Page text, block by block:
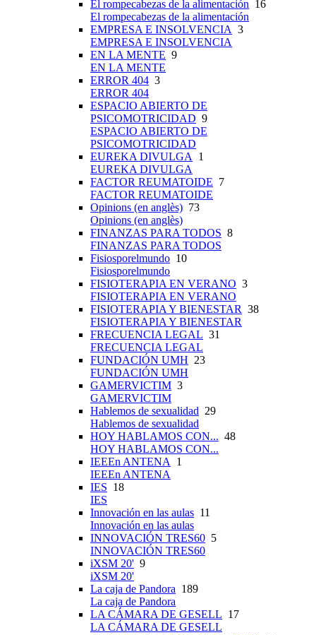
El rompecabezas de la alimentación 16
El rompecabezas de la alimentación
EMPRESA E INSOLVENCIA 3
EMPRESA E INSOLVENCIA
EN LA MENTE 9
EN LA MENTE
ERROR 404 3
ERROR 404
ESPACIO ABIERTO DE
PSICOMOTRICIDAD 9
ESPACIO ABIERTO DE
PSICOMOTRICIDAD
EUREKA DIVULGA 1
EUREKA DIVULGA
FACTOR REUMATOIDE 7
FACTOR REUMATOIDE
Opinions (en anglès) 73
Opinions (en anglès)
FINANZAS PARA TODOS 8
FINANZAS PARA TODOS
Fisiosporelmundo 10
Fisiosporelmundo
FISIOTERAPIA EN VERANO 3
FISIOTERAPIA EN VERANO
FISIOTERAPIA Y BIENESTAR 38
FISIOTERAPIA Y BIENESTAR
FRECUENCIA LEGAL 31
FRECUENCIA LEGAL
FUNDACIÓN UMH 23
FUNDACIÓN UMH
GAMERVICTIM 3
GAMERVICTIM
Hablemos de sexualidad 29
Hablemos de sexualidad
HOY HABLAMOS CON... 48
HOY HABLAMOS CON...
IEEEn ANTENA 1
IEEEn ANTENA
IES 18
IES
Innovación en las aulas 11
Innovación en las aulas
INNOVACIÓN TRES60 5
INNOVACIÓN TRES60
iXSM 20' 9
iXSM 20'
La caja de Pandora 189
La caja de Pandora
LA CÁMARA DE GESELL 17
LA CÁMARA DE GESELL